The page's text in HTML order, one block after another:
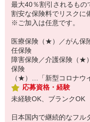
最大40％割引されるもの
割安な保険料でリスクに
※ご加入は任意です。
医療保険（★）／がん保
任保険
障害保険／介護保険（★
保険
（★）…「新型コロナウ
応募資格・経験
未経験OK、ブランクOK
日本国内で継続的なフル